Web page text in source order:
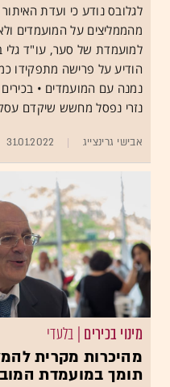
לגלובס נודע כי ועדת
מהממליצים על המועמדים
למועמדת של סער, עו"ד גלי
הודיע על פרישה מתפקידו
נמנה עם המועמדים •
נזרי נפסל מחשש שיקדם
אבישי גרינצייג 31.01.2022
מינוי בכירים | בלעדי
מהיכרות מקרית
תומך במועמדת